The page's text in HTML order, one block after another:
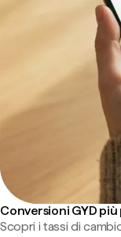
Conversioni GYD
Scopri i tassi di